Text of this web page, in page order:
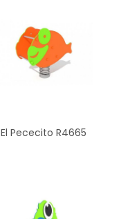
El Pececito R4665